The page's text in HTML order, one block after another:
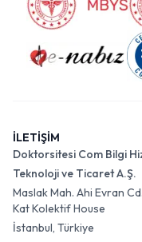
İLETİŞİM
Doktorsitesi Com Bilgi
Teknoloji ve Ticaret A.Ş.
Maslak Mah. Ahi Evran
Kat Kolektif House
İstanbul, Türkiye